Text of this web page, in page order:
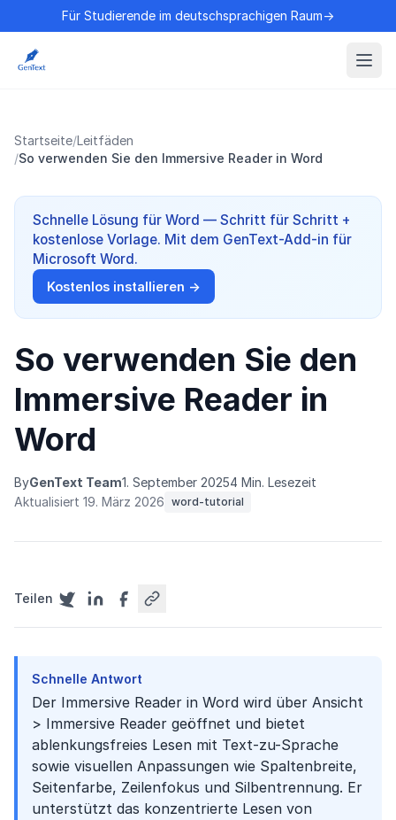
Für Studierende im deutschsprachigen Raum→
Startseite/Leitfäden
/So verwenden Sie den Immersive Reader in Word
Schnelle Lösung für Word — Schritt für Schritt +
kostenlose Vorlage. Mit dem GenText-Add-in für
Microsoft Word.
Kostenlos installieren →
So verwenden Sie den
Immersive Reader in
Word
ByGenText Team1. September 20254 Min. Lesezeit
Aktualisiert 19. März 2026 word-tutorial
Teilen
Schnelle Antwort
Der Immersive Reader in Word wird über Ansicht
> Immersive Reader geöffnet und bietet
ablenkungsfreies Lesen mit Text-zu-Sprache
sowie visuellen Anpassungen wie Spaltenbreite,
Seitenfarbe, Zeilenfokus und Silbentrennung. Er
unterstützt das konzentrierte Lesen von